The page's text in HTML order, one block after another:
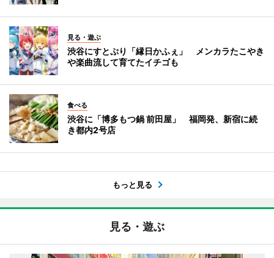
見る・遊ぶ
渋谷にすとぷり「縁日かふぇ」 メンカラたこやき
や楽曲流して育てたイチゴも
食べる
渋谷に「博多もつ鍋 前田屋」 福岡発、新宿に続
き都内2号店
もっと見る
見る・遊ぶ